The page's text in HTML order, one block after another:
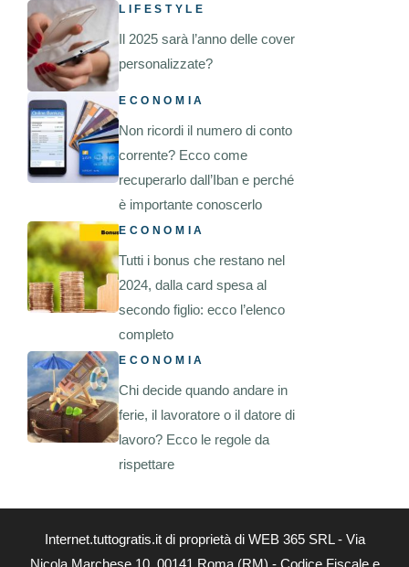
LIFESTYLE
Il 2025 sarà l’anno delle cover
personalizzate?
ECONOMIA
Non ricordi il numero di conto
corrente? Ecco come
recuperarlo dall’Iban e perché
è importante conoscerlo
ECONOMIA
Tutti i bonus che restano nel
2024, dalla card spesa al
secondo figlio: ecco l’elenco
completo
ECONOMIA
Chi decide quando andare in
ferie, il lavoratore o il datore di
lavoro? Ecco le regole da
rispettare
Internet.tuttogratis.it di proprietà di WEB 365 SRL - Via